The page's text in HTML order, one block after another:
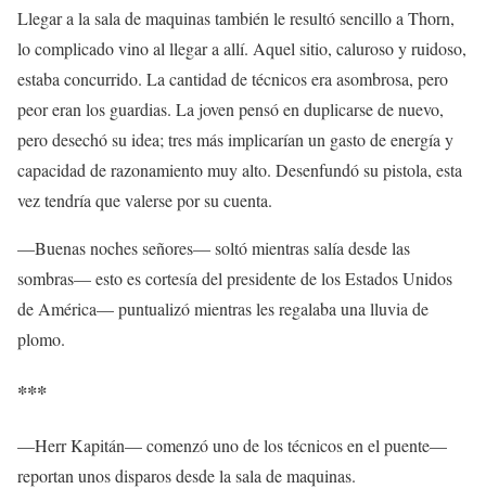
Llegar a la sala de maquinas también le resultó sencillo a Thorn,
lo complicado vino al llegar a allí. Aquel sitio, caluroso y ruidoso,
estaba concurrido. La cantidad de técnicos era asombrosa, pero
peor eran los guardias. La joven pensó en duplicarse de nuevo,
pero desechó su idea; tres más implicarían un gasto de energía y
capacidad de razonamiento muy alto. Desenfundó su pistola, esta
vez tendría que valerse por su cuenta.
—Buenas noches señores— soltó mientras salía desde las
sombras— esto es cortesía del presidente de los Estados Unidos
de América— puntualizó mientras les regalaba una lluvia de
plomo.
***
—Herr Kapitán— comenzó uno de los técnicos en el puente—
reportan unos disparos desde la sala de maquinas.